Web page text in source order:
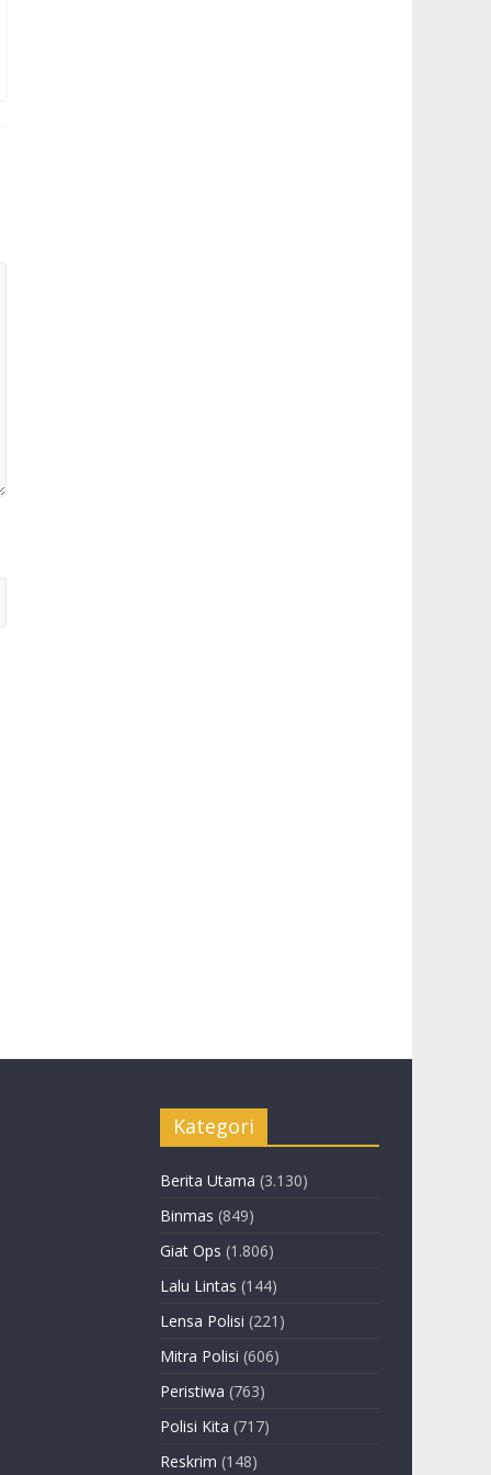
Kategori
Berita Utama (3.130)
Binmas (849)
Giat Ops (1.806)
Lalu Lintas (144)
Lensa Polisi (221)
Mitra Polisi (606)
Peristiwa (763)
Polisi Kita (717)
Reskrim (148)